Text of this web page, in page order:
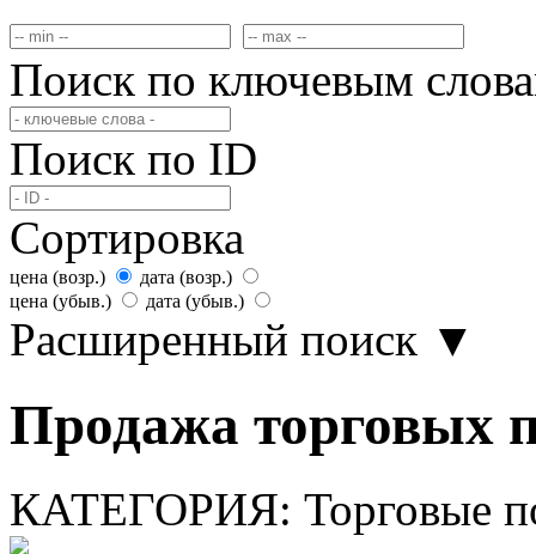
Поиск по ключевым
Поиск по ID
Сортировка
цена (возр.)
дата (возр.)
цена (убыв.)
дата (убыв.)
Расширенный поиск ▼
Продажа торговых
КАТЕГОРИЯ: Торговые